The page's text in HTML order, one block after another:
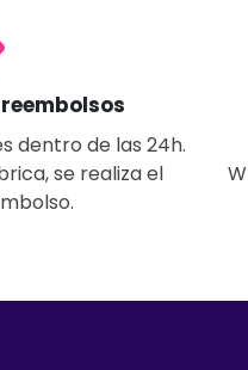
dentro de las 24h.
se realiza el